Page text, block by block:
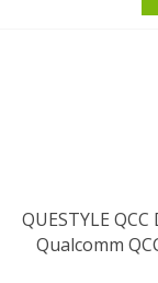
QUESTYLE
Qualcomm